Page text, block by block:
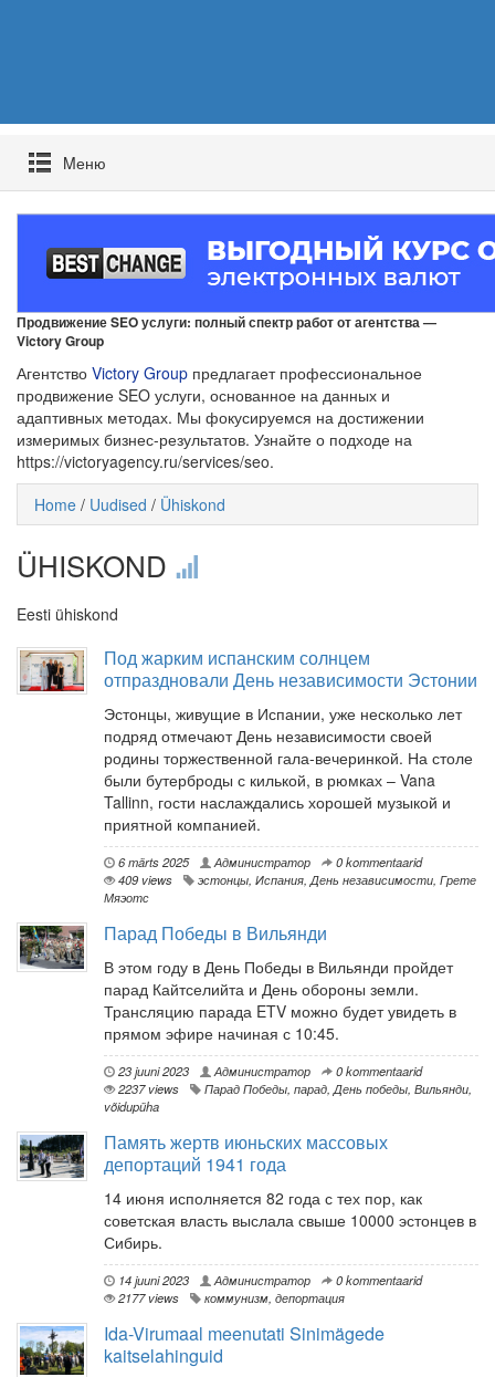
Mеню
Продвижение SEO услуги: полный спектр работ от агентства —
Victory Group
Агентство Victory Group предлагает профессиональное
продвижение SEO услуги, основанное на данных и
адаптивных методах. Мы фокусируемся на достижении
измеримых бизнес-результатов. Узнайте о подходе на
https://victoryagency.ru/services/seo.
Home / Uudised / Ühiskond
ÜHISKOND
Eesti ühiskond
Под жарким испанским солнцем
отпраздновали День независимости Эстонии
Эстонцы, живущие в Испании, уже несколько лет
подряд отмечают День независимости своей
родины торжественной гала-вечеринкой. На столе
были бутерброды с килькой, в рюмках – Vana
Tallinn, гости наслаждались хорошей музыкой и
приятной компанией.
6 märts 2025 Администратор
0 kommentaarid
409 views
эстонцы, Испания,День независимости, Грете
Мяэотс
Парад Победы в Вильянди
В этом году в День Победы в Вильянди пройдет
парад Кайтселийта и День обороны земли.
Трансляцию парада ETV можно будет увидеть в
прямом эфире начиная с 10:45.
23 juuni 2023 Администратор
0 kommentaarid
2237 views
Парад Победы, парад,День победы, Вильянди,
võidupüha
Память жертв июньских массовых
депортаций 1941 года
14 июня исполняется 82 года с тех пор, как
советская власть выслала свыше 10000 эстонцев в
Сибирь.
14 juuni 2023 Администратор
0 kommentaarid
2177 views
коммунизм, депортация
Ida-Virumaal meenutati Sinimägede
kaitselahinguid